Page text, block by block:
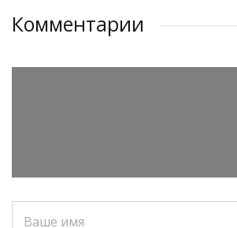
Комментарии
Ваше имя